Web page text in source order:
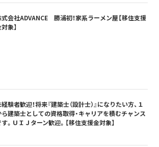
式会社ADVANCE 勝浦初！家系ラーメン屋【移住支援
象】
験者歓迎！将来『建築士（設計士）』になりたい方、１
ら建築士としての資格取得・キャリアを積むチャンス
。ＵＩＪターン歓迎。【移住支援金対象】